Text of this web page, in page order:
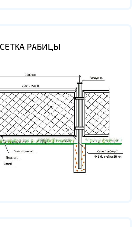
СЕТКА РАБИЦЫ